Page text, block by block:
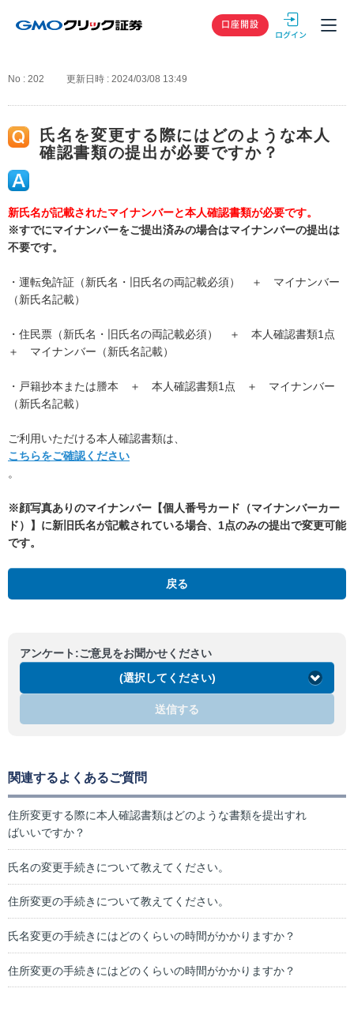
GMOクリック
口座開設
No : 202 更新日時 : 2024/03/08 13:49
氏名を変更する際にはどのような本人
確認書類の提出が必要ですか？
新氏名が記載されたマイナンバーと本人確認書類が必要です。
※すでにマイナンバーをご提出済みの場合はマイナンバーの提出は
不要です。
・運転免許証（新氏名・旧氏名の両記載必須） ＋ マイナンバー
（新氏名記載）
・住民票（新氏名・旧氏名の両記載必須） ＋ 本人確認書類1点
＋ マイナンバー（新氏名記載）
・戸籍抄本または謄本 ＋ 本人確認書類1点 ＋ マイナンバー
（新氏名記載）
ご利用いただける本人確認書類は、
こちらをご確認ください
。
※顔写真ありのマイナンバー【個人番号カード（マイナンバーカー
ド）】に新旧氏名が記載されている場合、1点のみの提出で変更可能
です。
戻る
アンケート:ご意見をお聞かせください
(選択してください)
送信する
関連するよくあるご質問
住所変更する際に本人確認書類はどのような書類を提出すれ
ばいいですか？
氏名の変更手続きについて教えてください。
住所変更の手続きについて教えてください。
氏名変更の手続きにはどのくらいの時間がかかりますか？
住所変更の手続きにはどのくらいの時間がかかりますか？